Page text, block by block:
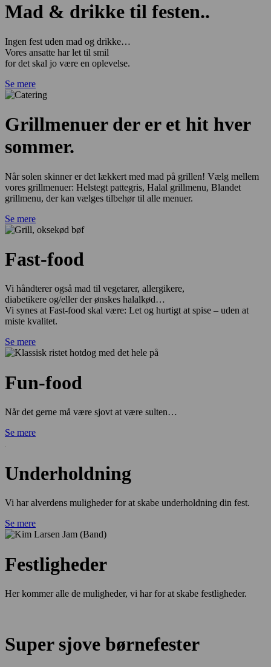
Mad & drikke til festen..
Ingen fest uden mad og drikke…
Vores ansatte har let til smil
for det skal jo være en oplevelse.
Se mere
Grillmenuer der er et hit hver
sommer.
Når solen skinner er det lækkert med mad på grillen! Vælg mellem
vores grillmenuer: Helstegt pattegris, Halal grillmenu, Blandet
grillmenu, der kan vælges tilbehør til alle menuer.
Se mere
Fast-food
Vi håndterer også mad til vegetarer, allergikere,
diabetikere og/eller der ønskes halalkød…
Vi synes at Fast-food skal være: Let og hurtigt at spise – uden at
miste kvalitet.
Se mere
Fun-food
Når det gerne må være sjovt at være sulten…
Se mere
Underholdning
Vi har alverdens muligheder for at skabe underholdning din fest.
Se mere
Festligheder
Her kommer alle de muligheder, vi har for at skabe festligheder.
Super sjove børnefester